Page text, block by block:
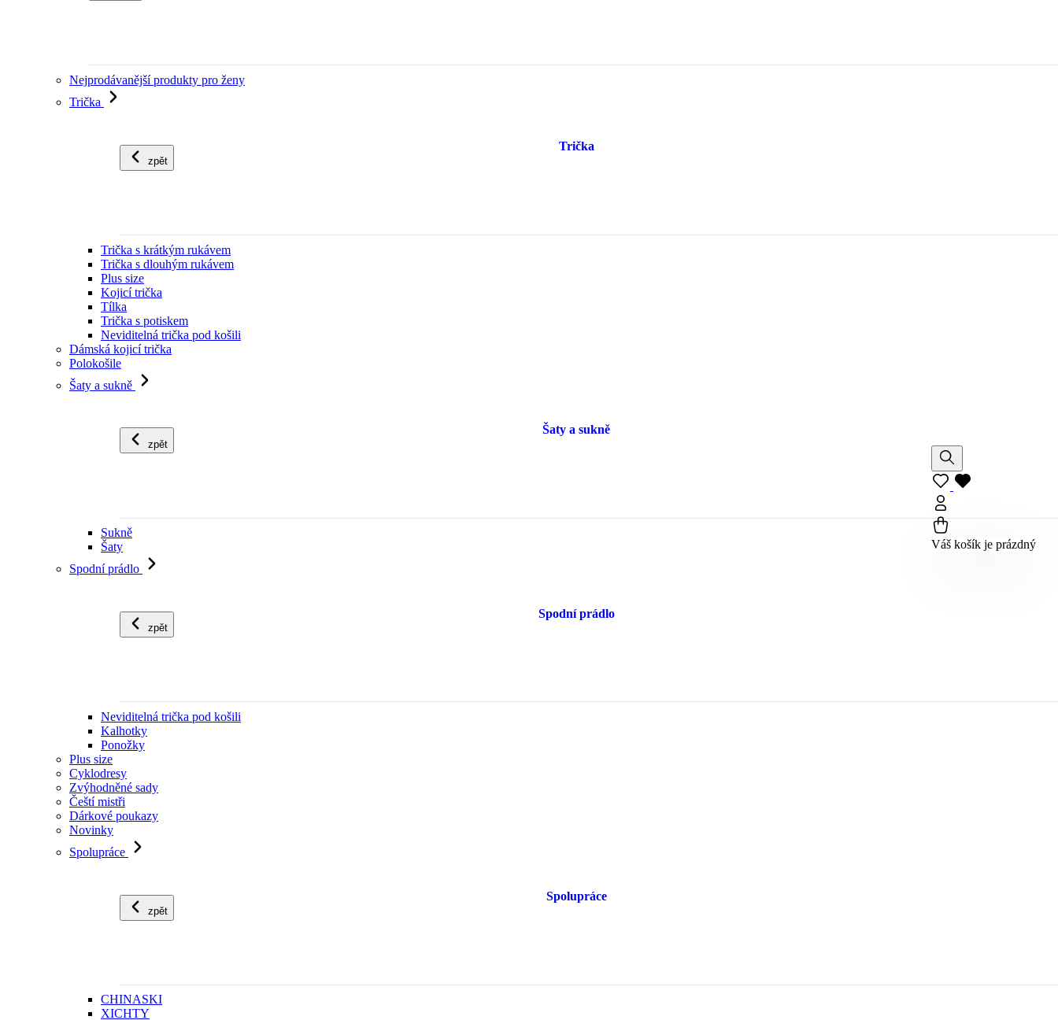
Nejprodávanější produkty pro ženy
Trička
zpět
Trička
Trička s krátkým rukávem
Trička s dlouhým rukávem
Plus size
Kojicí trička
Tílka
Trička s potiskem
Neviditelná trička pod košili
Dámská kojicí trička
Polokošile
Šaty a sukně
zpět
Šaty a sukně
Sukně
Šaty
Spodní prádlo
zpět
Spodní prádlo
Neviditelná trička pod košili
Kalhotky
Ponožky
Plus size
Cyklodresy
Zvýhodněné sady
Čeští mistři
Dárkové poukazy
Novinky
Spolupráce
zpět
Spolupráce
CHINASKI
XICHTY
Váš košík je prázdný